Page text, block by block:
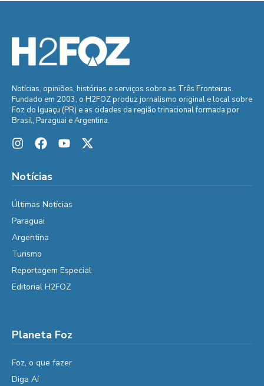
Notícias, opiniões, histórias e serviços sobre as Três Fronteiras.
Fundado em 2003, o H2FOZ produz jornalismo original e local sobre
Foz do Iguaçu (PR) e as cidades da região trinacional formada por
Brasil, Paraguai e Argentina.
Notícias
Últimas Notícias
Paraguai
Argentina
Turismo
Reportagem Especial
Editorial H2FOZ
Planeta Foz
Foz, o que fazer
Diga Aí